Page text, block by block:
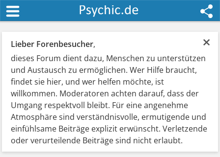
×
Lieber Forenbesucher,
dieses Forum dient dazu, Menschen zu unterstützen
und Austausch zu ermöglichen. Wer Hilfe braucht,
findet sie hier, und wer helfen möchte, ist
willkommen. Moderatoren achten darauf, dass der
Umgang respektvoll bleibt. Für eine angenehme
Atmosphäre sind verständnisvolle, ermutigende und
einfühlsame Beiträge explizit erwünscht. Verletzende
oder verurteilende Beiträge sind nicht erlaubt.